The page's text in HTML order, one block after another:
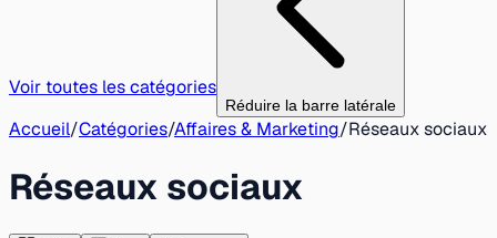
Voir toutes les catégories
Réduire la barre latérale
Accueil/Catégories/Affaires & Marketing/Réseaux sociaux
Réseaux sociaux